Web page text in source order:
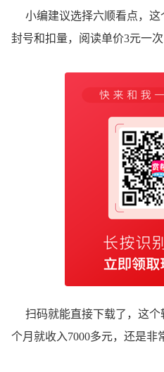
小编建议选择六顺看点，这
封号和扣量，阅读单价3元一
扫码就能直接下载了，这个
个月就收入7000多元，还是非